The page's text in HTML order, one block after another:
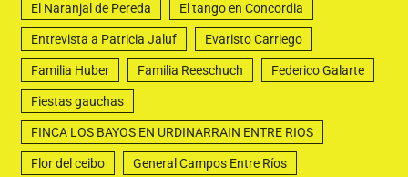
El Naranjal de Pereda El tango en Concordia
Entrevista a Patricia Jaluf Evaristo Carriego
Familia Huber Familia Reeschuch Federico Galarte
Fiestas gauchas
FINCA LOS BAYOS EN URDINARRAIN ENTRE RIOS
Flor del ceibo General Campos Entre Ríos